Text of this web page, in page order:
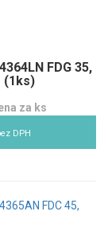
FDG 35,
(1ks)
za ks
DPH